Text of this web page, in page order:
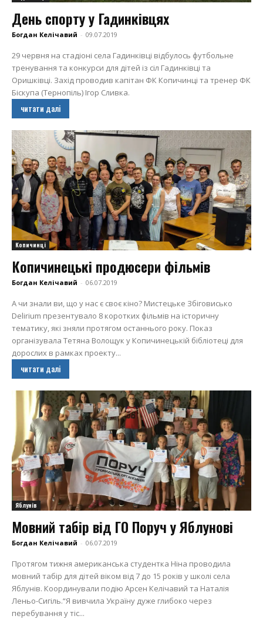
День спорту у Гадинківцях
Богдан Келічавий - 09.07.2019
29 червня на стадіоні села Гадинківці відбулось футбольне
тренування та конкурси для дітей із сіл Гадинківці та
Оришківці. Захід проводив капітан ФК Копичинці та тренер ФК
Біскупа (Тернопіль) Ігор Сливка.
читати далі
Копичинці
Копичинецькі продюсери фільмів
Богдан Келічавий - 06.07.2019
А чи знали ви, що у нас є своє кіно? Мистецьке Збіговисько
Delirium презентувало 8 коротких фільмів на історичну
тематику, які зняли протягом останнього року. Показ
організувала Тетяна Волощук у Копичинецькій бібліотеці для
дорослих в рамках проекту...
читати далі
Яблунів
Мовний табір від ГО Поруч у Яблунові
Богдан Келічавий - 06.07.2019
Протягом тижня американська студентка Ніна проводила
мовний табір для дітей віком від 7 до 15 років у школі села
Яблунів. Координували подію Арсен Келічавий та Наталія
Леньо-Сигіль.“Я вивчила Україну дуже глибоко через
перебування у тіс...